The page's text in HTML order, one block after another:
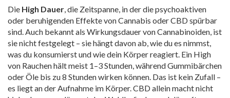
Die High Dauer,die Zeitspanne, in der die psychoaktiven
oder beruhigenden Effekte von Cannabis oder CBD spürbar
sind. Auch bekannt als Wirkungsdauer von Cannabinoiden, ist
sie nicht festgelegt – sie hängt davon ab, wie du es nimmst,
was du konsumierst und wie dein Körper reagiert. Ein High
von Rauchen hält meist 1–3 Stunden, während Gummibärchen
oder Öle bis zu 8 Stunden wirken können. Das ist kein Zufall –
es liegt an der Aufnahme im Körper. CBD allein macht nicht